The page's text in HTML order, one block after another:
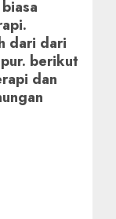
dari dari
berikut
dan